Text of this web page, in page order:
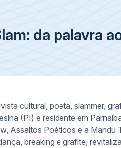
da palavra
cultural, poeta, slammer,
(PI) e residente em
Assaltos Poéticos e a Mandu
breaking e grafite,